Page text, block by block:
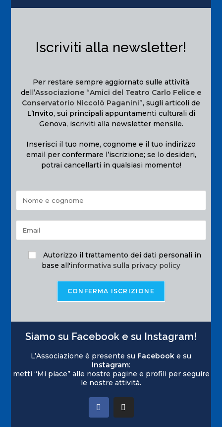
Iscriviti alla newsletter!
Per restare sempre aggiornato sulle attività
dell’Associazione “Amici del Teatro Carlo Felice e
Conservatorio Niccolò Paganini”, sugli articoli de
L’Invito, sui principali appuntamenti culturali di
Genova, iscriviti alla newsletter mensile.
Inserisci il tuo nome, cognome e il tuo indirizzo
email per confermare l’iscrizione; se lo desideri,
potrai cancellarti in qualsiasi momento!
Autorizzo il trattamento dei dati personali in
base all'informativa sulla privacy policy
Siamo su Facebook e su Instagram!
L’Associazione è presente su Facebook e su
Instagram:
metti “Mi piace” alle nostre pagine e profili per seguire
le nostre attività.